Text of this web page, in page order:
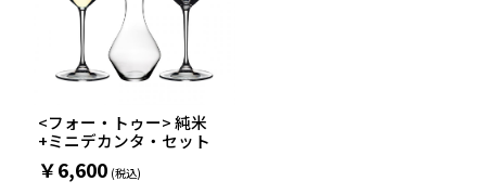
<フォー・トゥー> 純米
+ミニデカンタ・セット
￥6,600